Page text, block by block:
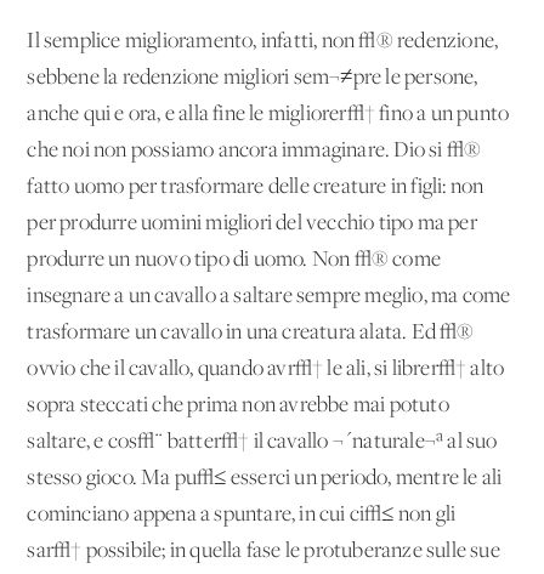
Il semplice miglioramento, infatti, non √® redenzione,
sebbene la redenzione migliori sem¬≠pre le persone,
anche qui e ora, e alla fine le migliorer√† fino a un punto
che noi non possiamo ancora immaginare. Dio si √®
fatto uomo per trasformare delle creature in figli: non
per produrre uomini migliori del vecchio tipo ma per
produrre un nuovo tipo di uomo. Non √® come
insegnare a un cavallo a saltare sempre meglio, ma come
trasformare un cavallo in una creatura alata. Ed √®
ovvio che il cavallo, quando avr√† le ali, si librer√† alto
sopra steccati che prima non avrebbe mai potuto
saltare, e cos√¨ batter√† il cavallo ¬´naturale¬ª al suo
stesso gioco. Ma pu√≤ esserci un periodo, mentre le ali
cominciano appena a spuntare, in cui ci√≤ non gli
sar√† possibile; in quella fase le protuberanze sulle sue